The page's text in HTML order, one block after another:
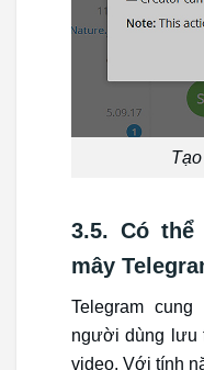
3.5. Có
mây
Telegram
người dùng lưu
video. Với tính